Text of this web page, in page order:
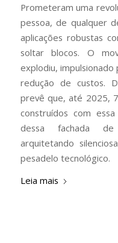
Prometeram uma
pessoa, de qualquer
aplicações robustas
soltar blocos. O
explodiu,
redução de custos.
prevê que, até 2025,
construídos com
dessa fachada de
arquitetando
pesadelo tecnológico.
Leia mais